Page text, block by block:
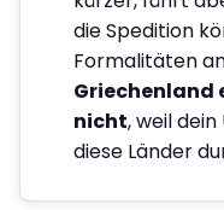
die Spedition
Formalitäten
Griechenland
nicht, weil
diese Länder